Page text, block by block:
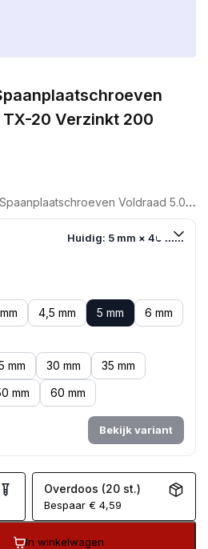
20 Verzinkt 200
Voldraad 5.0 X 40 TX-20 Verzinkt 200 Stuks
Huidig: 5 mm × 40 mm
4,5 mm 5 mm 6 mm
mm 30 mm
35 mm
mm 60 mm
Bekijk variant
Overdoos (20 st.)
Bespaar€ 4,59
In winkelwagen